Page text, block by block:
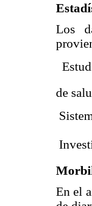
Los

de


En el